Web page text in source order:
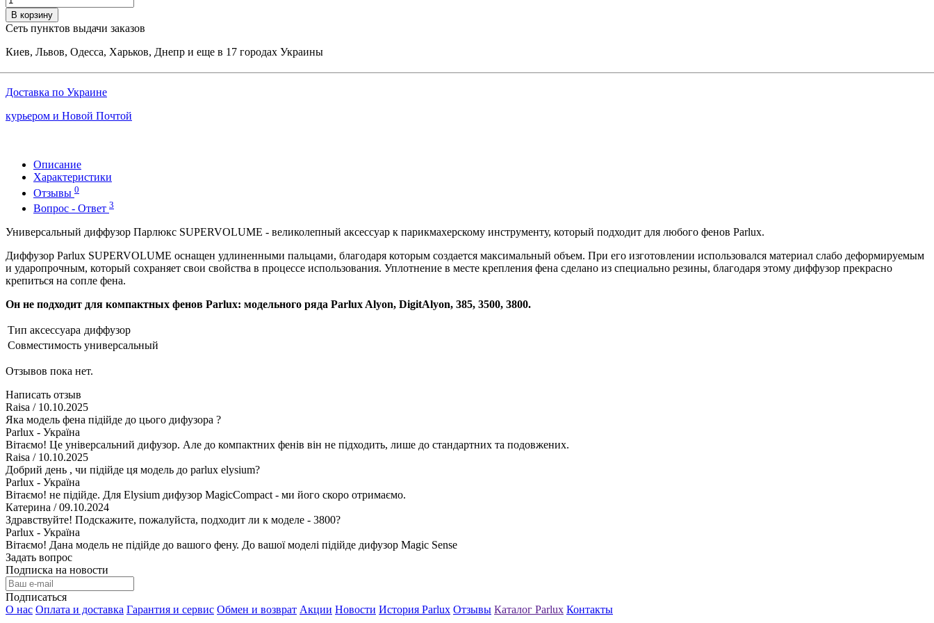
В корзину
Сеть пунктов выдачи заказов
Киев, Львов, Одесса, Харьков, Днепр и еще в 17 городах Украины
Доставка по Украине
курьером и Новой Почтой
Описание
Характеристики
Отзывы 0
Вопрос - Ответ 3
Универсальный диффузор Парлюкс SUPERVOLUME - великолепный аксессуар к парикмахерскому инструменту, который подходит для любого фенов Parlux.
Диффузор Parlux SUPERVOLUME оснащен удлиненными пальцами, благодаря которым создается максимальный объем. При его изготовлении использовался материал слабо деформируемым
и ударопрочным, который сохраняет свои свойства в процессе использования. Уплотнение в месте крепления фена сделано из специально резины, благодаря этому диффузор прекрасно
крепиться на сопле фена.
Он не подходит для компактных фенов Parlux: модельного ряда Parlux Alyon, DigitAlyon, 385, 3500, 3800.
Тип аксессуара диффузор
Совместимость универсальный
Отзывов пока нет.
Написать отзыв
Raisa / 10.10.2025
Яка модель фена підійде до цього дифузора ?
Parlux - Україна
Вітаємо! Це універсальний дифузор. Але до компактних фенів він не підходить, лише до стандартних та подовжених.
Raisa / 10.10.2025
Добрий день , чи підійде ця модель до parlux elysium?
Parlux - Україна
Вітаємо! не підійде. Для Elysium дифузор MagicCompact - ми його скоро отримаємо.
Катерина / 09.10.2024
Здравствуйте! Подскажите, пожалуйста, подходит ли к моделе - 3800?
Parlux - Україна
Вітаємо! Дана модель не підійде до вашого фену. До вашої моделі підійде дифузор Magic Sense
Задать вопрос
Подписка на новости
Подписаться
О нас Оплата и доставка Гарантия и сервис Обмен и возврат Акции Новости История Parlux Отзывы Каталог Parlux Контакты